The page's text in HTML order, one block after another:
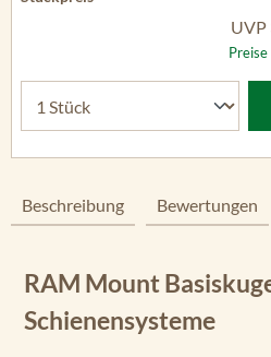
UVP
Beschreibung Bewertungen
RAM Mount
Schienensysteme